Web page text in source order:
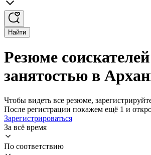
Найти
Резюме
занятостью в
Чтобы видеть все резюме,
После регистрации покажем ещё 1 и
Зарегистрироваться
За всё время
По соответствию